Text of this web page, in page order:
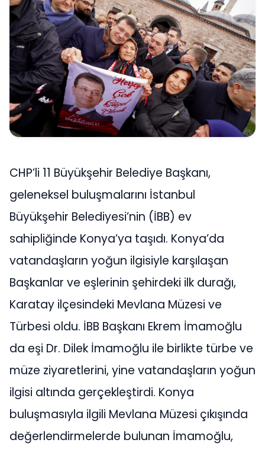
CHP’li 11 Büyükşehir Belediye Başkanı,
geleneksel buluşmalarını İstanbul
Büyükşehir Belediyesi’nin (İBB) ev
sahipliğinde Konya’ya taşıdı. Konya’da
vatandaşların yoğun ilgisiyle karşılaşan
Başkanlar ve eşlerinin şehirdeki ilk durağı,
Karatay ilçesindeki Mevlana Müzesi ve
Türbesi oldu. İBB Başkanı Ekrem İmamoğlu
da eşi Dr. Dilek İmamoğlu ile birlikte türbe ve
müze ziyaretlerini, yine vatandaşların yoğun
ilgisi altında gerçekleştirdi. Konya
buluşmasıyla ilgili Mevlana Müzesi çıkışında
değerlendirmelerde bulunan İmamoğlu,